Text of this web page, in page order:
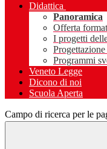
Didattica
Panoramica
Offerta
I progetti
Programmi
Veneto Legge
Dicono di noi
Scuola Aperta
Campo di ricerca per le